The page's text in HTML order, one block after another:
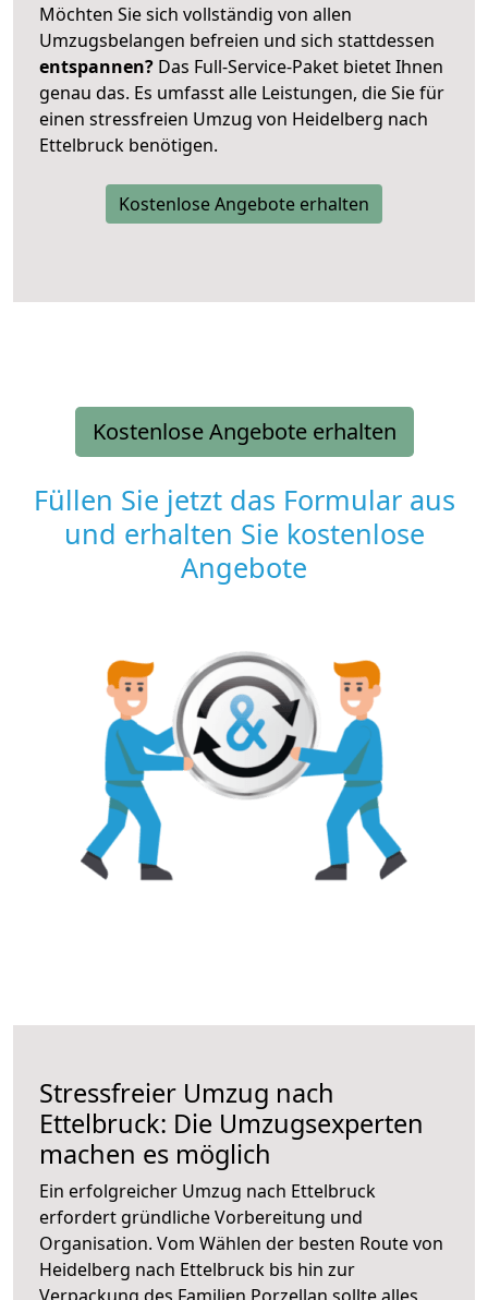
Möchten Sie sich vollständig von allen
Umzugsbelangen befreien und sich stattdessen
entspannen? Das Full-Service-Paket bietet Ihnen
genau das. Es umfasst alle Leistungen, die Sie für
einen stressfreien Umzug von Heidelberg nach
Ettelbruck benötigen.
Kostenlose Angebote erhalten
Kostenlose Angebote erhalten
Füllen Sie jetzt das Formular aus
und erhalten Sie kostenlose
Angebote
Stressfreier Umzug nach
Ettelbruck: Die Umzugsexperten
machen es möglich
Ein erfolgreicher Umzug nach Ettelbruck
erfordert gründliche Vorbereitung und
Organisation. Vom Wählen der besten Route von
Heidelberg nach Ettelbruck bis hin zur